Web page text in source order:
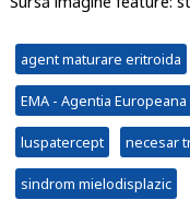
agent maturare eritroida
EMA - Agentia
luspatercept necesar
sindrom mielodisplazic